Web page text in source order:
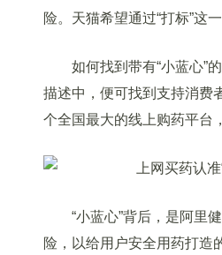
险。天猫希望通过“打标”这
如何找到带有“小蓝心”的
描述中，便可找到支持消费
个全国最大的线上购药平台
“小蓝心”背后，是阿里健
险，以给用户安全用药打造